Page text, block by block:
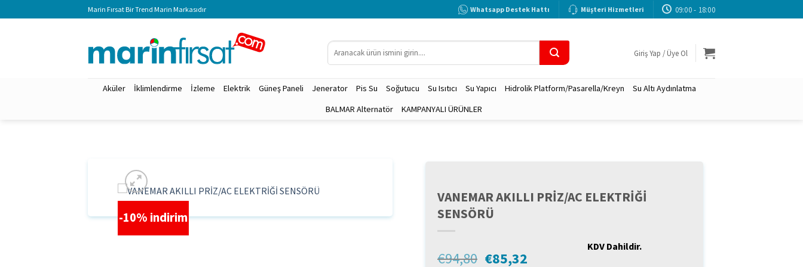
atla
Marin Fırsat Bir Trend Marin Markasıdır Whatsapp Destek Hattı Müşteri Hizmetleri 09:00 - 18:00
Ara:
Giriş Yap / Üye Ol
Aküler İklimlendirme İzleme Elektrik Güneş Paneli Jenerator Pis Su Soğutucu Su Isıtıcı Su Yapıcı Hidrolik Platform/Pasarella/Kreyn
Su Altı Aydınlatma
BALMAR Alternatör
KAMPANYALI ÜRÜNLER
-10% indirim
VANEMAR AKILLI PRİZ/AC ELEKTRİĞİ
SENSÖRÜ
€94,80 Orijinal
€85,32
KDV Dahildir.